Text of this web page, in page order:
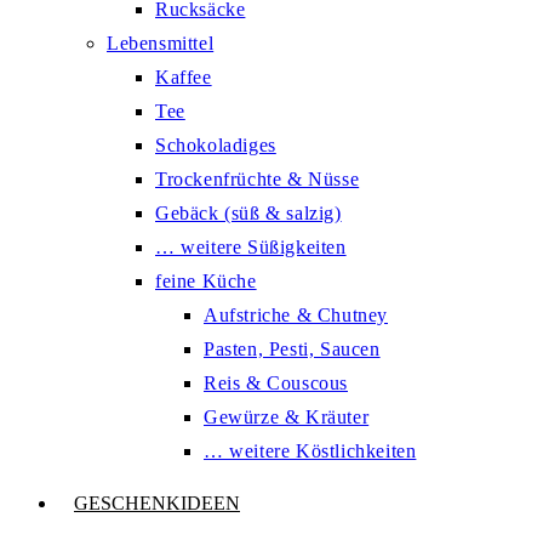
Rucksäcke
Lebensmittel
Kaffee
Tee
Schokoladiges
Trockenfrüchte & Nüsse
Gebäck (süß & salzig)
… weitere Süßigkeiten
feine Küche
Aufstriche & Chutney
Pasten, Pesti, Saucen
Reis & Couscous
Gewürze & Kräuter
… weitere Köstlichkeiten
GESCHENKIDEEN